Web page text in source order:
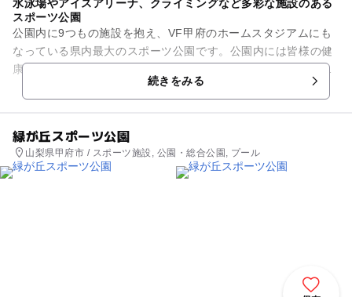
水泳場やアイスアリーナ、クライミングなど多彩な施設のある
スポーツ公園
公園内に9つもの施設を抱え、VF甲府のホームスタジアムにも
なっている県内最大のスポーツ公園です。公園内には皆様の健
康増進にお役立ていただける武道館フィットネスセンターをは
じめ、水泳場や山梨中銀ス...続きをみる
緑が丘スポーツ公園
山梨県甲府市 / スポーツ施設, 公園・総合公園, プール